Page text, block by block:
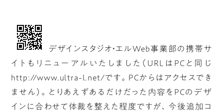
デザインスタジオ・エルWeb事業部の携帯サ
イトもリニューアルいたしました（URLはPCと同じ
http://www.ultra-l.net/です。PCからはアクセスでき
ません）。とりあえずあるだけだった内容をPCのデザ
インに合わせて体裁を整えた程度ですが、今後追加コ